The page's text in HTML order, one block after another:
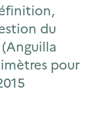
du
pour